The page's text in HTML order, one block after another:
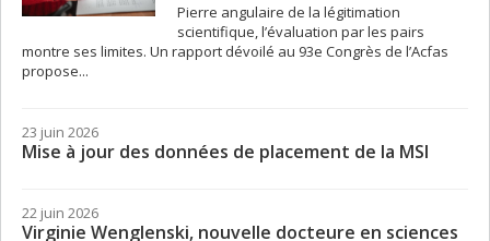
Pierre angulaire de la légitimation
scientifique, l’évaluation par les pairs
montre ses limites. Un rapport dévoilé au 93e Congrès de l’Acfas
propose...
23 juin 2026
Mise à jour des données de placement de la MSI
22 juin 2026
Virginie Wenglenski, nouvelle docteure en sciences